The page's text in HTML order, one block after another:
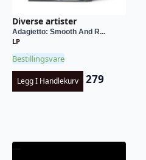
Diverse artister
Adagietto: Smooth And R...
LP
Bestillingsvare
Legg I Handlekurv 279